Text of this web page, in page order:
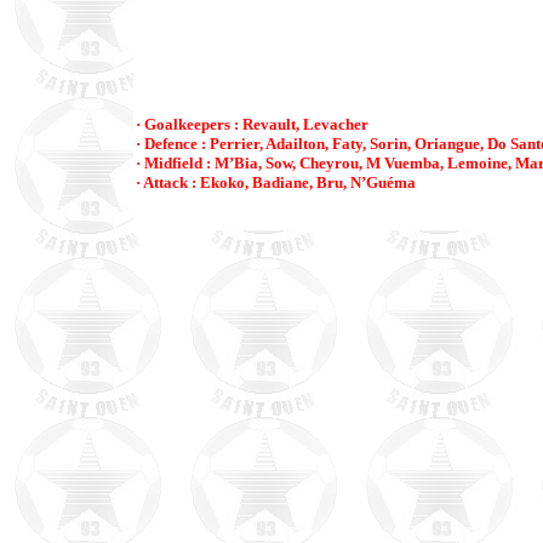
· Goalkeepers : Revault, Levacher
· Defence : Perrier, Adailton, Faty, Sorin, Oriangue, Do
· Midfield : M’Bia, Sow, Cheyrou, M Vuemba, Lemoine,
· Attack : Ekoko, Badiane, Bru, N’Guéma